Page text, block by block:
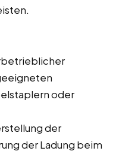
oder
der
der Ladung beim